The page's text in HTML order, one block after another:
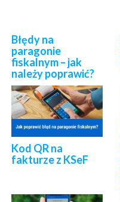
Błędy na
paragonie
fiskalnym – jak
należy poprawić?
Kod QR na
fakturze z KSeF